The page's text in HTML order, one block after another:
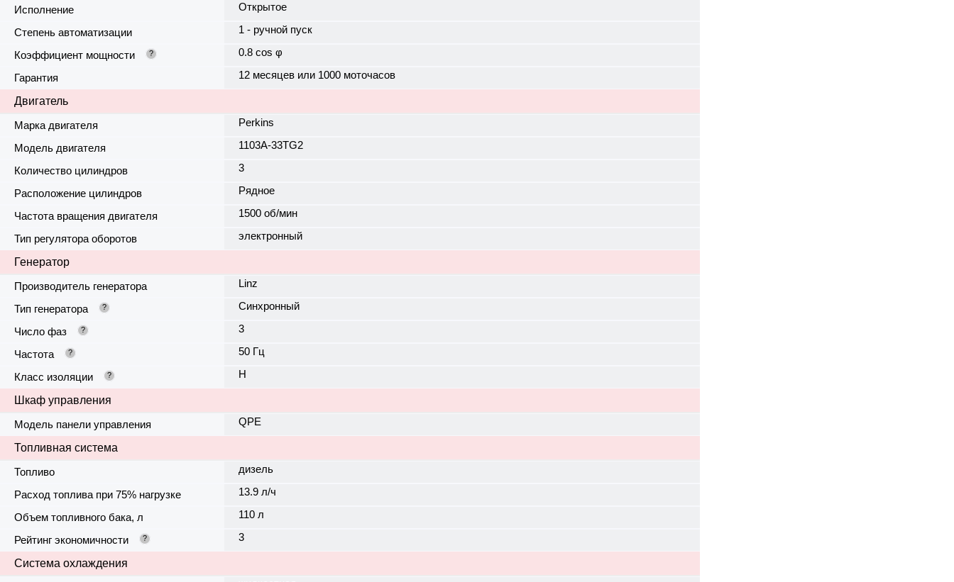
Исполнение Открытое
Степень автоматизации 1 - ручной пуск
Коэффициент мощности ? 0.8 cos φ
Гарантия 12 месяцев или 1000 моточасов
Двигатель
Марка двигателя
Perkins
Модель двигателя 1103A-33TG2
Количество цилиндров 3
Расположение цилиндров Рядное
Частота вращения двигателя 1500 об/мин
Тип регулятора оборотов электронный
Генератор
Производитель генератора
Linz
Тип генератора ? Синхронный
Число фаз ? 3
Частота ? 50 Гц
Класс изоляции ? H
Шкаф управления
Модель панели управления
QPE
Топливная система
Топливо
дизель
Расход топлива при 75% нагрузке 13.9 л/ч
Объем топливного бака, л 110 л
Рейтинг экономичности ? 3
Система охлаждения